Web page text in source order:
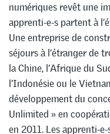
numériques revêt une
apprenti-e-s partent à
Une entreprise de
séjours à l’étranger de
la Chine, l’Afrique du
l’Indonésie ou le
développement du
Unlimited » en
en 2011. Les apprenti-